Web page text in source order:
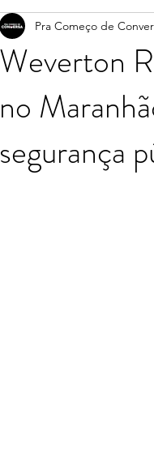
Weverton
no
segurança
Pra Começo de